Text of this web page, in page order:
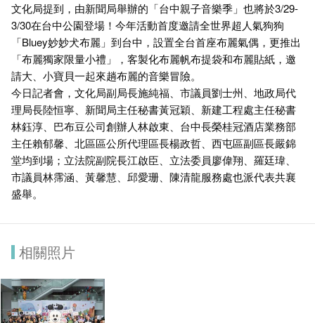
文化局提到，由新聞局舉辦的「台中親子音樂季」也將於3/29-
3/30在台中公園登場！今年活動首度邀請全世界超人氣狗狗
「Bluey妙妙犬布麗」到台中，設置全台首座布麗氣偶，更推出
「布麗獨家限量小禮」，客製化布麗帆布提袋和布麗貼紙，邀
請大、小寶貝一起來趟布麗的音樂冒險。
今日記者會，文化局副局長施純福、市議員劉士州、地政局代
理局長陸恒寧、新聞局主任秘書黃冠穎、新建工程處主任秘書
林鈺淳、巴布豆公司創辦人林啟東、台中長榮桂冠酒店業務部
主任賴郁馨、北區區公所代理區長楊政哲、西屯區副區長嚴錦
堂均到場；立法院副院長江啟臣、立法委員廖偉翔、羅廷瑋、
市議員林霈涵、黃馨慧、邱愛珊、陳清龍服務處也派代表共襄
盛舉。
相關照片